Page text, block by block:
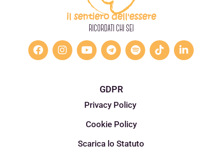
il sentiero dell'essere
RICORDATI CHI SEI
GDPR
Privacy Policy
Cookie Policy
Scarica lo Statuto